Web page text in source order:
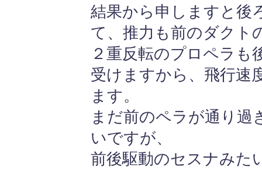
結果から申しますと後
て、推力も前のダクト
２重反転のプロペラも
受けますから、飛行速
ます。
まだ前のペラが通り過
いですが、
前後駆動のセスナみた